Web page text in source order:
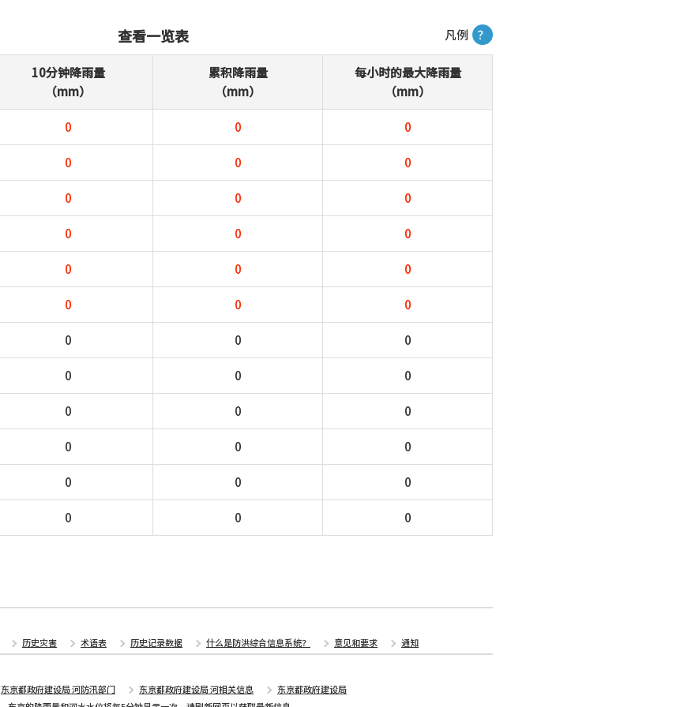
凡例 ？
查看一览表
10分钟降雨量
（mm）
累积降雨量
（mm）
每小时的最大降雨量
（mm）
0 0 0
0 0 0
0 0 0
0 0 0
0 0 0
0 0 0
0 0 0
0 0 0
0 0 0
0 0 0
0 0 0
0 0 0
历史灾害 术语表 历史记录数据 什么是防洪综合信息系统？ 意见和要求 通知
东京都政府建设局 河防汛部门 东京都政府建设局 河相关信息
东京都政府建设局